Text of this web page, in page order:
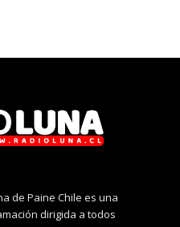
de Paine Chile es una
dirigida a todos